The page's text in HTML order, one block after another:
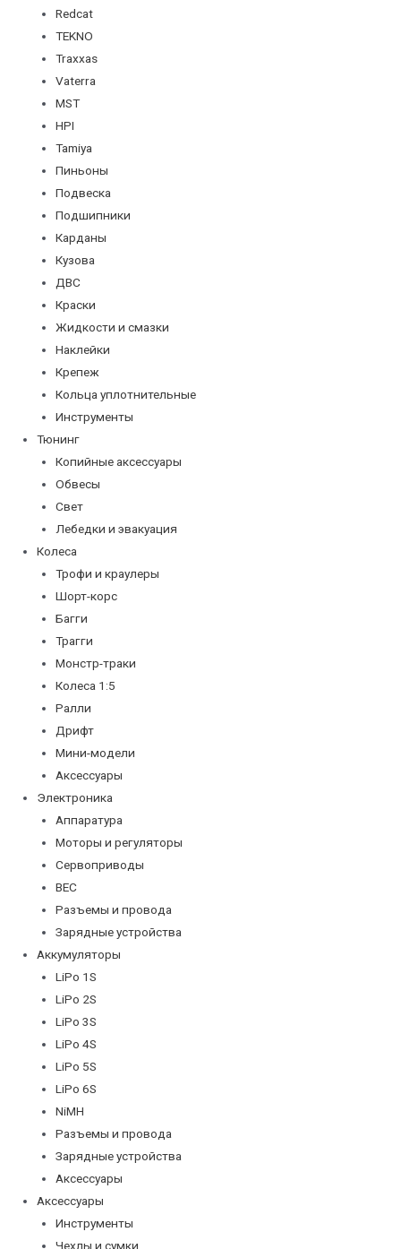
Redcat
TEKNO
Traxxas
Vaterra
MST
HPI
Tamiya
Пиньоны
Подвеска
Подшипники
Карданы
Кузова
ДВС
Краски
Жидкости и смазки
Наклейки
Крепеж
Кольца уплотнительные
Инструменты
Тюнинг
Копийные аксессуары
Обвесы
Свет
Лебедки и эвакуация
Колеса
Трофи и краулеры
Шорт-корс
Багги
Трагги
Монстр-траки
Колеса 1:5
Ралли
Дрифт
Мини-модели
Аксессуары
Электроника
Аппаратура
Моторы и регуляторы
Сервоприводы
BEC
Разъемы и провода
Зарядные устройства
Аккумуляторы
LiPo 1S
LiPo 2S
LiPo 3S
LiPo 4S
LiPo 5S
LiPo 6S
NiMH
Разъемы и провода
Зарядные устройства
Аксессуары
Аксессуары
Инструменты
Чехлы и сумки